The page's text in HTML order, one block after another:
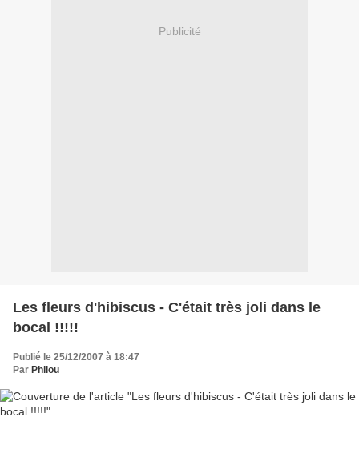
Publicité
Les fleurs d'hibiscus - C'était très joli dans le
bocal !!!!!
Publié le 25/12/2007 à 18:47
Par Philou